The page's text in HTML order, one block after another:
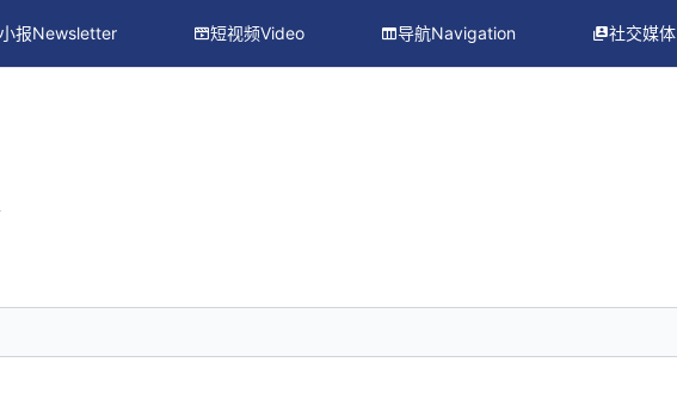
小报Newsletter 短视频Video 导航Navigation 社交媒体